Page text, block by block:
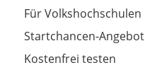
Für Volkshochschulen
Startchancen-Angebot
Kostenfrei testen